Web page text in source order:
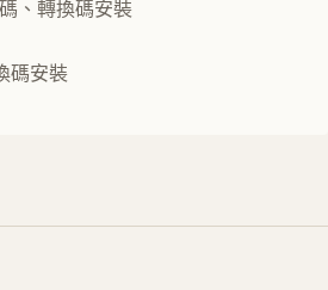
、轉換碼安裝
碼安裝